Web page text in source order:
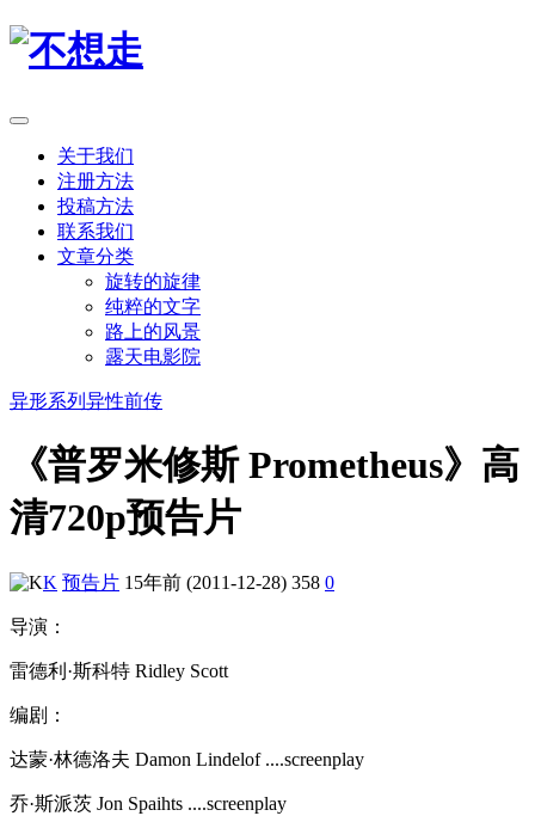
关于我们
注册方法
投稿方法
联系我们
文章分类
旋转的旋律
纯粹的文字
路上的风景
露天电影院
异形系列 异性前传
《普罗米修斯 Prometheus》高
清720p预告片
K 预告片 15年前 (2011-12-28) 358 0
导演：
雷德利·斯科特 Ridley Scott
编剧：
达蒙·林德洛夫 Damon Lindelof ....screenplay
乔·斯派茨 Jon Spaihts ....screenplay